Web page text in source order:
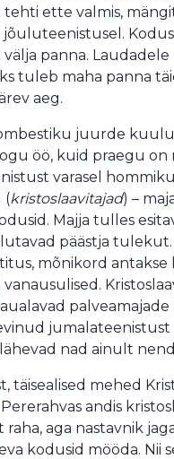
ette valmis,
jõuluteenistusel.
panna.
tuleb maha panna
aeg.
juurde
öö, kuid praegu on
varasel
(kristoslaavitajad) –
Majja tulles
päästja tulekut.
mõnikord antakse
vanausulised.
jumalateenistust
nad ainult
täisealised mehed
andis
aga nastavnik
kodusid mööda. Nii